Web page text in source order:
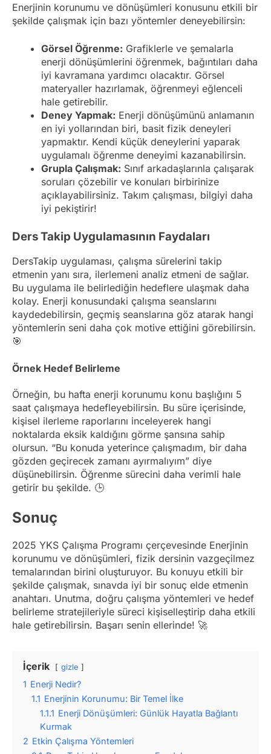
Enerjinin korunumu ve dönüşümleri konusunu etkili bir
şekilde çalışmak için bazı yöntemler deneyebilirsin:
Görsel Öğrenme: Grafiklerle ve şemalarla
enerji dönüşümlerini öğrenmek, bağıntıları daha
iyi kavramana yardımcı olacaktır. Görsel
materyaller hazırlamak, öğrenmeyi eğlenceli
hale getirebilir.
Deney Yapmak: Enerji dönüşümünü anlamanın
en iyi yollarından biri, basit fizik deneyleri
yapmaktır. Kendi küçük deneylerini yaparak
uygulamalı öğrenme deneyimi kazanabilirsin.
Grupla Çalışmak: Sınıf arkadaşlarınla çalışarak
soruları çözebilir ve konuları birbirinize
açıklayabilirsiniz. Takım çalışması, bilgiyi daha
iyi pekiştirir!
Ders Takip Uygulamasının Faydaları
DersTakip uygulaması, çalışma sürelerini takip
etmenin yanı sıra, ilerlemeni analiz etmeni de sağlar.
Bu uygulama ile belirlediğin hedeflere ulaşmak daha
kolay. Enerji konusundaki çalışma seanslarını
kaydedebilirsin, geçmiş seanslarına göz atarak hangi
yöntemlerin seni daha çok motive ettiğini görebilirsin.
🎯
Örnek Hedef Belirleme
Örneğin, bu hafta enerji korunumu konu başlığını 5
saat çalışmaya hedefleyebilirsin. Bu süre içerisinde,
kişisel ilerleme raporlarını inceleyerek hangi
noktalarda eksik kaldığını görme şansına sahip
olursun. “Bu konuda yeterince çalışmadım, bir daha
gözden geçirecek zamanı ayırmalıyım” diye
düşünebilirsin. Öğrenme sürecini daha verimli hale
getirir bu şekilde. 🕒
Sonuç
2025 YKS Çalışma Programı çerçevesinde Enerjinin
korunumu ve dönüşümleri, fizik dersinin vazgeçilmez
temalarından birini oluşturuyor. Bu konuyu etkili bir
şekilde çalışmak, sınavda iyi bir sonuç elde etmenin
anahtarı. Unutma, doğru çalışma yöntemleri ve hedef
belirleme stratejileriyle süreci kişiselleştirip daha etkili
hale getirebilirsin. Başarı senin ellerinde! 🚀
İçerik gizle
1 Enerji Nedir?
1.1 Enerjinin Korunumu: Bir Temel İlke
1.1.1 Enerji Dönüşümleri: Günlük Hayatla Bağlantı
Kurmak
2 Etkin Çalışma Yöntemleri